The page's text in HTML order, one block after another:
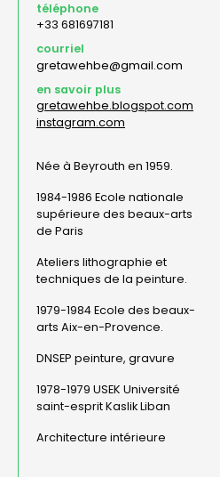
téléphone
+33 681697181
courriel
gretawehbe@gmail.com
en savoir plus
gretawehbe.blogspot.com
instagram.com
Née à Beyrouth en 1959.
1984-1986 Ecole nationale
supérieure des beaux-arts
de Paris
Ateliers lithographie et
techniques de la peinture.
1979-1984 Ecole des beaux-
arts Aix-en-Provence.
DNSEP peinture, gravure
1978-1979 USEK Université
saint-esprit Kaslik Liban
Architecture intérieure